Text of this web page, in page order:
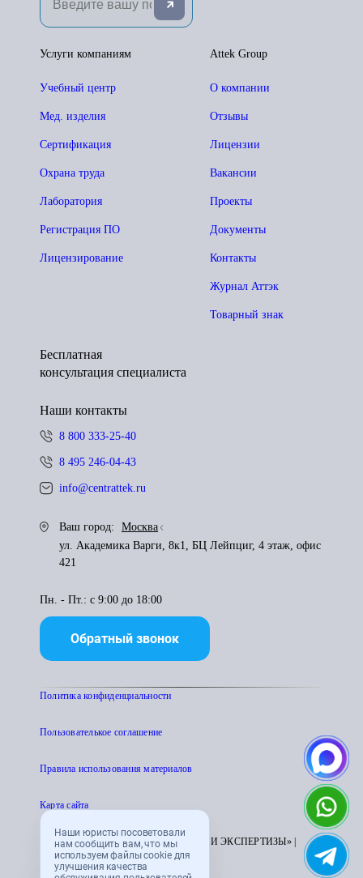
Наши юристы посоветовали
нам сообщить вам, что мы
используем файлы cookie для
улучшения качества
Attek Group
О компании
Отзывы
Лицензии
Вакансии
Проекты
Документы
Контакты
Журнал Аттэк
Товарный знак
Услуги компаниям
Учебный центр
Мед. изделия
Сертификация
Охрана труда
Лаборатория
Регистрация ПО
Лицензирование
Бесплатная
консультация специалиста
Наши контакты
8 800 333-25-40
8 495 246-04-43
info@centrattek.ru
Ваш город:
Москва
ул. Академика Варги, 8к1, БЦ Лейпциг, 4 этаж, офис
421
Пн. - Пт.: с 9:00 до 18:00
Обратный звонок
Политика конфиденциальности
Пользователькое соглашение
Правила использования материалов
Карта сайта
© 1995 - 2026 «ЦЕНТР АТТЕСТАЦИИ И ЭКСПЕРТИЗЫ» |
CENTRATTEK.RU